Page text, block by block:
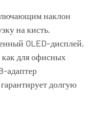
наклон
на кисть.
OLED-дисплей,
для офисных
адаптер
долгую